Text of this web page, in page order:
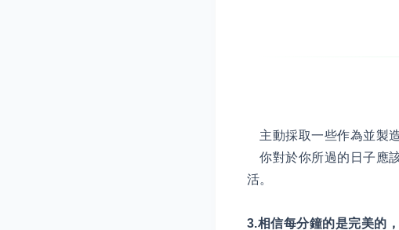
主動採取一些作為並製
你對於你所過的日子應
活。
3.相信每分鐘的是完美的